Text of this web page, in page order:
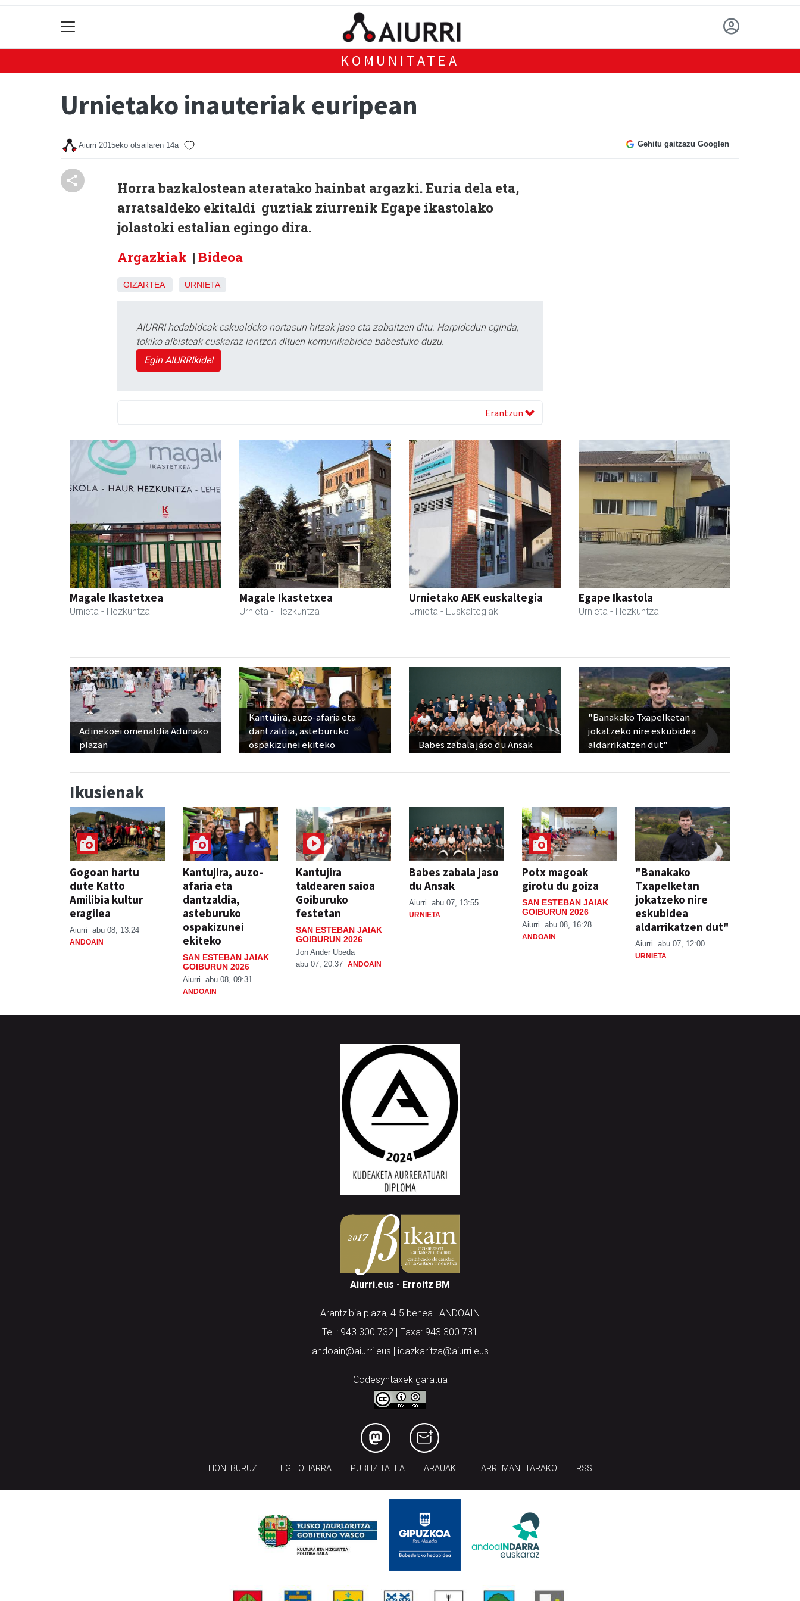
KOMUNITATEA
Urnietako inauteriak euripean
Aiurri 2015eko otsailaren 14a Gehitu gaitzazu Googlen
Horra bazkalostean ateratako hainbat argazki. Euria dela eta,
arratsaldeko ekitaldi guztiak ziurrenik Egape ikastolako
jolastoki estalian egingo dira.
Argazkiak | Bideoa
GIZARTEA URNIETA
AIURRI hedabideak eskualdeko nortasun hitzak jaso eta zabaltzen ditu. Harpidedun eginda,
tokiko albisteak euskaraz lantzen dituen komunikabidea babestuko duzu.
Egin AIURRIkide!
Erantzun
Magale Ikastetxea
Urnieta - Hezkuntza
Magale Ikastetxea
Urnieta - Hezkuntza
Urnietako AEK euskaltegia
Urnieta - Euskaltegiak
Egape Ikastola
Urnieta - Hezkuntza
Adinekoei omenaldia Adunako
plazan
Kantujira, auzo-afaria eta
dantzaldia, asteburuko
ospakizunei ekiteko
Babes zabala jaso du Ansak
"Banakako Txapelketan
jokatzeko nire eskubidea
aldarrikatzen dut"
Ikusienak
Gogoan hartu
dute Katto
Amilibia kultur
eragilea
Aiurri abu 08, 13:24
ANDOAIN
Kantujira, auzo-
afaria eta
dantzaldia,
asteburuko
ospakizunei
ekiteko
SAN ESTEBAN JAIAK
GOIBURUN 2026
Aiurri abu 08, 09:31
ANDOAIN
Kantujira
taldearen saioa
Goiburuko
festetan
SAN ESTEBAN JAIAK
GOIBURUN 2026
Jon Ander Ubeda
abu 07, 20:37 ANDOAIN
Babes zabala jaso
du Ansak
Aiurri abu 07, 13:55
URNIETA
Potx magoak
girotu du goiza
SAN ESTEBAN JAIAK
GOIBURUN 2026
Aiurri abu 08, 16:28
ANDOAIN
"Banakako
Txapelketan
jokatzeko nire
eskubidea
aldarrikatzen dut"
Aiurri abu 07, 12:00
URNIETA
Aiurri.eus - Erroitz BM
Arantzibia plaza, 4-5 behea | ANDOAIN
Tel.: 943 300 732 | Faxa: 943 300 731
andoain@aiurri.eus | idazkaritza@aiurri.eus
Codesyntaxek garatua
HONI BURUZ LEGE OHARRA PUBLIZITATEA ARAUAK HARREMANETARAKO RSS